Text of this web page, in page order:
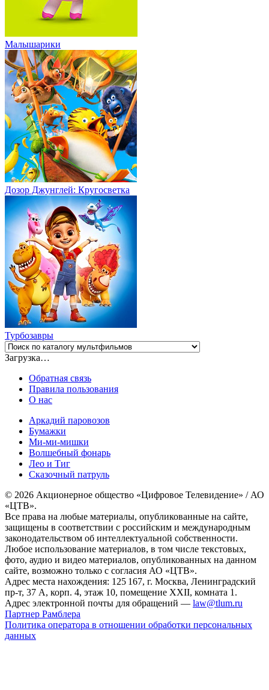
Малышарики
Дозор Джунглей: Кругосветка
Турбозавры
Загрузка…
Обратная связь
Правила пользования
О нас
Аркадий паровозов
Бумажки
Ми-ми-мишки
Волшебный фонарь
Лео и Тиг
Сказочный патруль
© 2026 Акционерное общество «Цифровое Телевидение» / АО
«ЦТВ».
Все права на любые материалы, опубликованные на сайте,
защищены в соответствии с российским и международным
законодательством об интеллектуальной собственности.
Любое использование материалов, в том числе текстовых,
фото, аудио и видео материалов, опубликованных на данном
сайте, возможно только с согласия АО «ЦТВ».
Адрес места нахождения: 125 167, г. Москва, Ленинградский
пр-т, 37 А, корп. 4, этаж 10, помещение XXII, комната 1.
Адрес электронной почты для обращений — law@tlum.ru
Партнер Рамблера
Политика оператора в отношении обработки персональных
данных